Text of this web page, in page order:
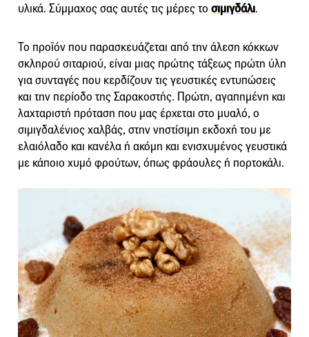
υλικά. Σύμμαχος σας αυτές τις μέρες το σιμιγδάλι.
Το προϊόν που παρασκευάζεται από την άλεση κόκκων
σκληρού σιταριού, είναι μιας πρώτης τάξεως πρώτη ύλη
για συνταγές που κερδίζουν τις γευστικές εντυπώσεις
και την περίοδο της Σαρακοστής. Πρώτη, αγαπημένη και
λαχταριστή πρόταση που μας έρχεται στο μυαλό, ο
σιμιγδαλένιος χαλβάς, στην νηστίσιμη εκδοχή του με
ελαιόλαδο και κανέλα ή ακόμη και ενισχυμένος γευστικά
με κάποιο χυμό φρούτων, όπως φράουλες ή πορτοκάλι.